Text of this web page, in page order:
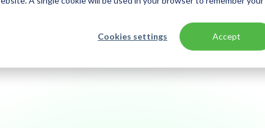
Cookies settings Accept